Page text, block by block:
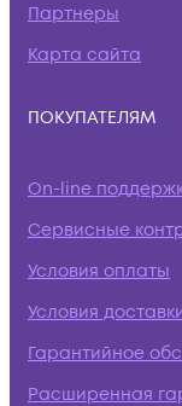
Партнеры
Карта сайта
ПОКУПАТЕЛЯМ
On-line
Сервисные
Условия оплаты
Условия
Гарантийное
Расширенная